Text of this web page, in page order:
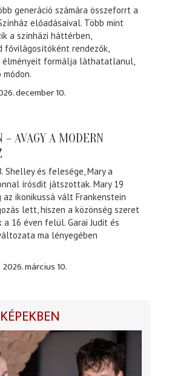
generáció számára összeforrt a
előadásaival. Több mint
a színházi háttérben,
rendezők,
élményeit formálja láthatatlanul,
december 10.
– AVAGY A MODERN
Shelley és felesége, Mary a
írósdit játszottak. Mary 19
ikonikussá vált Frankenstein
lett, hiszen a közönség szeret
16 éven felül. Garai Judit és
ma lényegében
2026. március 10.